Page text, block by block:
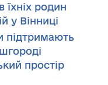
їхніх родин
у Вінниці
підтримають
простір